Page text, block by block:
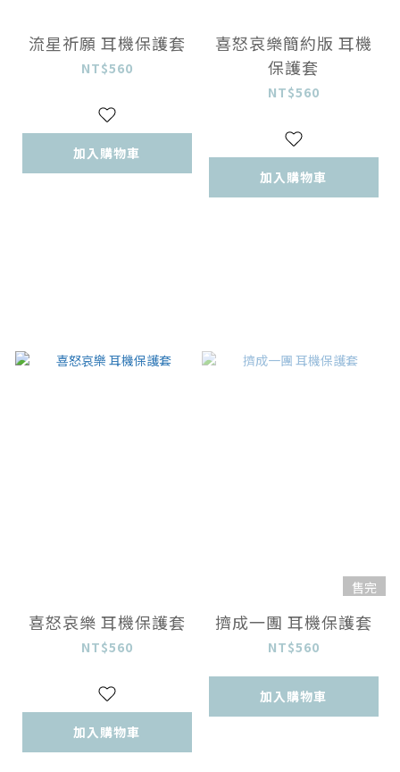
流星祈願 耳機保護套
NT$560
加入購物車
喜怒哀樂簡約版 耳機
保護套
NT$560
加入購物車
喜怒哀樂 耳機保護套
NT$560
加入購物車
售完
擠成一團 耳機保護套
NT$560
加入購物車